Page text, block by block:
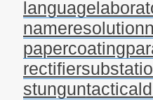
nameresolution
papercoating
stungun